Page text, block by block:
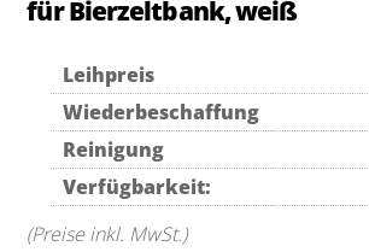
für Bierzeltbank, weiß
Leihpreis
Wiederbeschaffung
Reinigung
Verfügbarkeit:
(Preise inkl. MwSt.)